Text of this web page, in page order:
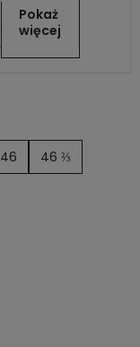
Pokaż
więcej
46
46 ⅔